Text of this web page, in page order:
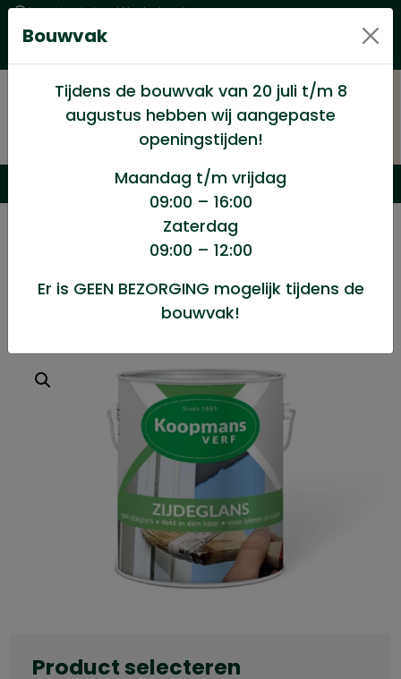
Levering in heel Nederland
Goede kwaliteitsproducten met een eerlijke prijs
Verf en Verfwaren/
Zijdeglans 489 antraciet 750ml
Zijdeglans 489 antraciet 750ml
Product selecteren
Bouwvak
Tijdens de bouwvak van 20 juli t/m 8
augustus hebben wij aangepaste
openingstijden!
Maandag t/m vrijdag
09:00 – 16:00
Zaterdag
09:00 – 12:00
Er is GEEN BEZORGING mogelijk tijdens de
bouwvak!